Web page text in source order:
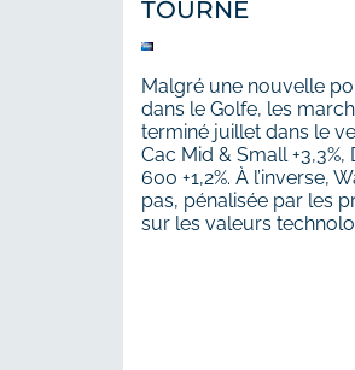
TOURNE
Malgré une nouvelle
dans le Golfe, les
terminé juillet dans le
Cac Mid & Small +3,3%,
600 +1,2%. À l’inverse,
pas, pénalisée par les
sur les valeurs